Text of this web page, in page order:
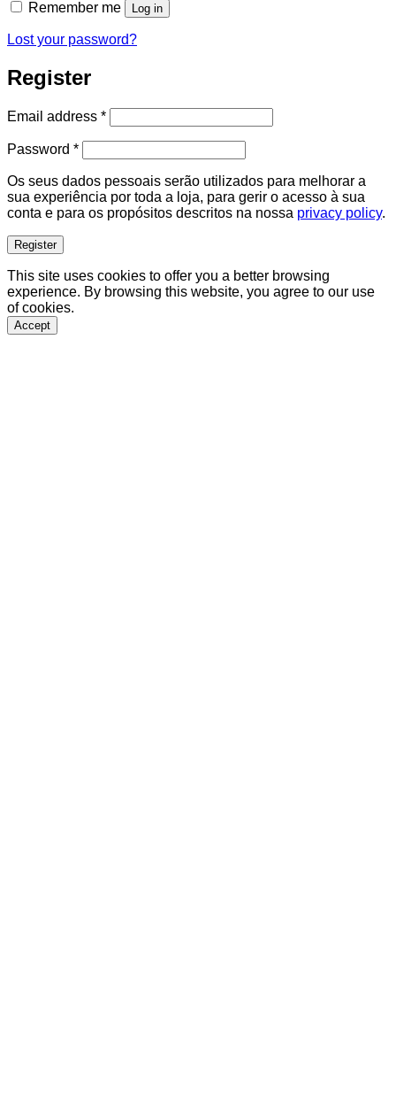
Remember me Log in
Lost your password?
Register
Email address *Required
Password *Required
Os seus dados pessoais serão utilizados para melhorar a
sua experiência por toda a loja, para gerir o acesso à sua
conta e para os propósitos descritos na nossa privacy policy.
Register
This site uses cookies to offer you a better browsing
experience. By browsing this website, you agree to our use
of cookies.
Accept